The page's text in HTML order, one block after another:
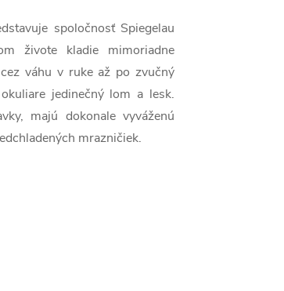
spoločnosť Spiegelau
živote kladie mimoriadne
váhu v ruke až po zvučný
jedinečný lom a lesk.
majú dokonale vyváženú
mrazničiek.